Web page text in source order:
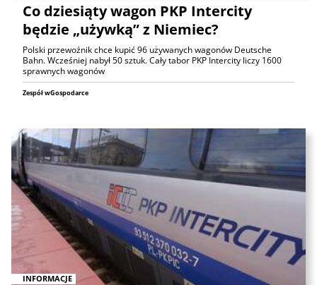
Co dziesiąty wagon PKP Intercity
będzie „używką” z Niemiec?
Polski przewoźnik chce kupić 96 używanych wagonów Deutsche
Bahn. Wcześniej nabył 50 sztuk. Cały tabor PKP Intercity liczy 1600
sprawnych wagonów
Zespół wGospodarce
INFORMACJE